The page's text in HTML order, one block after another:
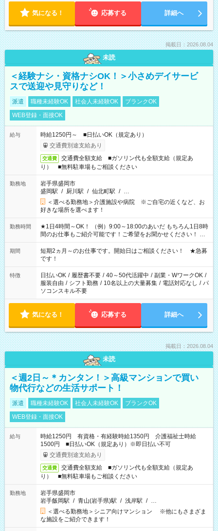
気になる！ 応募する 詳細へ
掲載日：2026.08.04
未読
＜経験ナシ・資格ナシOK！＞小さめデイサービ
スで送迎や見守りなど！
派遣 職種未経験OK 社会人未経験OK
ブランクOK
WEB登録・面接OK
給与
時給1250円～ ■日払いOK（規定あり）
交通費別途支給あり
交通費
交通費全額支給 ■ガソリン代も全額支給（規定あ
り） ■無料駐車場もご相談ください
勤務地
岩手県盛岡市
盛岡駅 / 厨川駅 / 仙北町駅 / …
＜選べる勤務地＞介護施設や病院 ※ご自宅の近くなど、お
好きな場所を選べます！
勤務時間
★1日4時間～OK！ （例）9:00～18:00のあいだ もちろん1日8時
間のお仕事もご紹介可能です！ご希望をお聞かせください！ ★
家庭の都合でお休みが必要な場合も遠慮なくご相談ください。
※週最低15時間以上の勤務が必要です
期間
短期2ヵ月～のお仕事です。開始日はご相談ください！ ★急募
です！
特徴 日払いOK / 履歴書不要 / 40～50代活躍中 / 副業・WワークOK /
服装自由 / シフト勤務 / 10名以上の大量募集 / 電話対応なし / パ
ソコンスキル不要
気になる！ 応募する 詳細へ
掲載日：2026.08.04
未読
＜週2日～＊カンタン！＞高級マンションで買い
物代行などの生活サポート！
派遣 職種未経験OK 社会人未経験OK
ブランクOK
WEB登録・面接OK
給与
時給1250円 有資格・有経験時給1350円 介護福祉士時給
1500円 ■日払いOK（規定あり）※即日払い不可
交通費別途支給あり
交通費
交通費全額支給 ■ガソリン代も全額支給（規定あ
り） ■無料駐車場もご相談ください
勤務地
岩手県盛岡市
岩手飯岡駅 / 青山(岩手県)駅 / 浅岸駅 / …
＜選べる勤務地＞シニア向けマンション ※他にもさまざま
な施設をご紹介できます！